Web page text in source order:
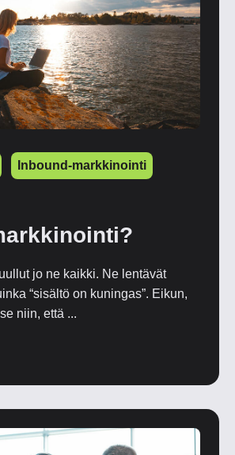
Inbound-markkinointi
jo ne kaikki. Ne lentävät
“sisältö on kuningas”. Eikun,
niin, että ...